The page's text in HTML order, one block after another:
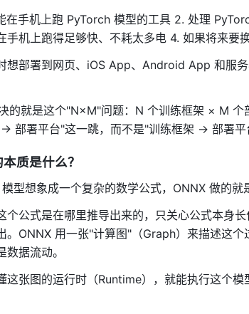
在手机上跑 PyTorch 模型的工具 2. 处理
手机上跑得足够快、不耗太多电 4. 如果将来要
想部署到网页、iOS App、Android App 和服
的就是这个"N×M"问题：N 个训练框架 × M 个
部署平台"这一跳，而不是"训练框架 → 部署平
质是什么？
型想象成一个复杂的数学公式，ONNX 做的就
个公式是在哪里推导出来的，只关心公式本身
。ONNX 用一张"计算图"（Graph）来描述这
数据流动。
这张图的运行时（Runtime），就能执行这个模